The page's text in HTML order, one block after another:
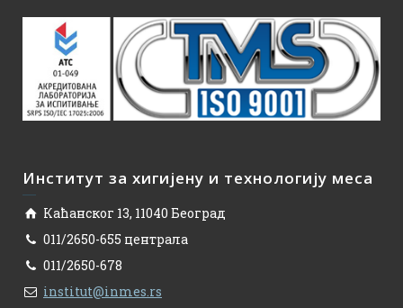
Институт за хигијену и технологију меса
Каћанског 13, 11040 Београд
011/2650-655 централа
011/2650-678
institut@inmes.rs